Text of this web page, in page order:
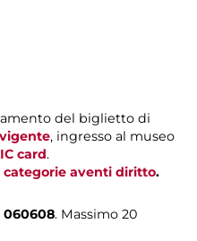
del biglietto di
, ingresso al museo
card.
categorie aventi diritto.
060608. Massimo 20